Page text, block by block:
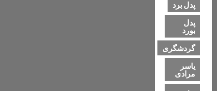
پدل برد
پدل
بورد
گردشگری
یاسر
مرادی